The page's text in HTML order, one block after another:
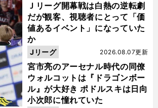
Ｊリーグ開幕戦は白熱の逆転劇
だが観客、視聴者にとって「価
値あるイベント」になっていた
か
宮市亮のアーセナル時代の同僚
ウォルコットは『ドラゴンボー
ル』が大好き ポドルスキは日向
小次郎に憧れていた
2026.08.07更新
Jリーグ